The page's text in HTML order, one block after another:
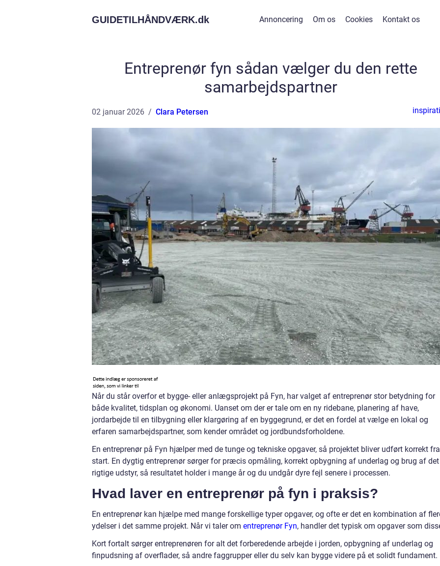
GUIDETILHÅNDVÆRK.dk Annoncering Om os Cookies Kontakt os
Entreprenør fyn sådan vælger du den rette
samarbejdspartner
02 januar 2026 Clara Petersen
Når du står overfor et bygge- eller anlægsprojekt på Fyn, har valget af entreprenør stor betydning for
både kvalitet, tidsplan og økonomi. Uanset om der er tale om en ny ridebane, planering af have,
jordarbejde til en tilbygning eller klargøring af en byggegrund, er det en fordel at vælge en lokal og
erfaren samarbejdspartner, som kender området og jordbundsforholdene.
En entreprenør på Fyn hjælper med de tunge og tekniske opgaver, så projektet bliver udført korrekt fra
start. En dygtig entreprenør sørger for præcis opmåling, korrekt opbygning af underlag og brug af det
rigtige udstyr, så resultatet holder i mange år og du undgår dyre fejl senere i processen.
Hvad laver en entreprenør på fyn i praksis?
En entreprenør kan hjælpe med mange forskellige typer opgaver, og ofte er det en kombination af
ydelser i det samme projekt. Når vi taler om entreprenør Fyn, handler det typisk om opgaver som
Kort fortalt sørger entreprenøren for alt det forberedende arbejde i jorden, opbygning af underlag og
finpudsning af overflader, så andre faggrupper eller du selv kan bygge videre på et solidt fundament.